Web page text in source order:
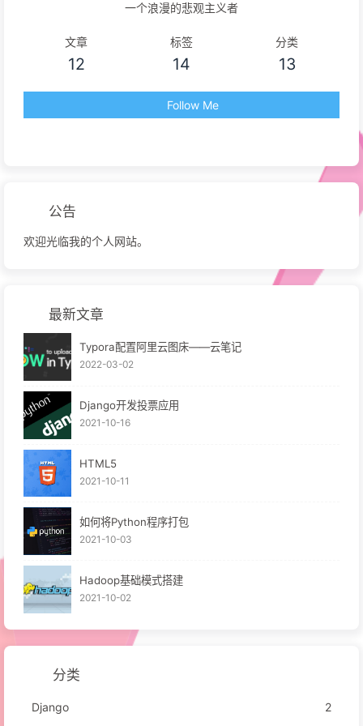
一个浪漫的悲观主义者
文章
12
标签
14
分类
13
Follow Me
公告
欢迎光临我的个人网站。
最新文章
Typora配置阿里云图床——云笔记
2022-03-02
Django开发投票应用
2021-10-16
HTML5
2021-10-11
如何将Python程序打包
2021-10-03
Hadoop基础模式搭建
2021-10-02
分类
Django
2